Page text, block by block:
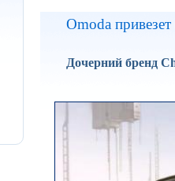
Omoda
Дочерний бренд